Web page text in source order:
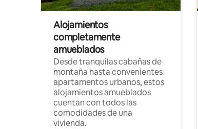
Alojamientos
completamente
amueblados
Desde tranquilas cabañas de
montaña hasta convenientes
apartamentos urbanos, estos
alojamientos amueblados
cuentan con todos las
comodidades de una
vivienda.